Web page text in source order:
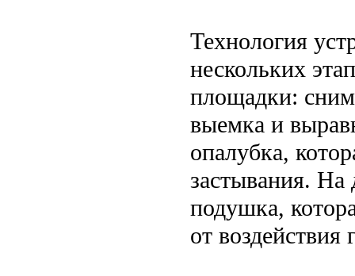
Технология
нескольких
площадки:
выемка и
опалубка,
застывания. На
подушка,
от воздействия